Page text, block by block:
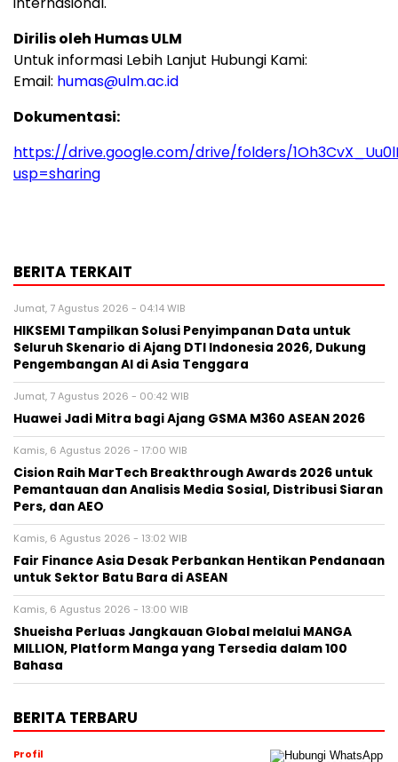
Dirilis oleh Humas ULM
Untuk informasi Lebih Lanjut Hubungi Kami:
Email: humas@ulm.ac.id
Dokumentasi:
https://drive.google.com/drive/folders/
usp=sharing
BERITA TERKAIT
Jumat, 7 Agustus 2026 - 04:14 WIB
HIKSEMI Tampilkan Solusi Penyimpanan Data untuk
Seluruh Skenario di Ajang DTI Indonesia 2026, Dukung
Pengembangan AI di Asia Tenggara
Jumat, 7 Agustus 2026 - 00:42 WIB
Huawei Jadi Mitra bagi Ajang GSMA M360 ASEAN 2026
Kamis, 6 Agustus 2026 - 17:00 WIB
Cision Raih MarTech Breakthrough Awards 2026 untuk
Pemantauan dan Analisis Media Sosial, Distribusi Siaran
Pers, dan AEO
Kamis, 6 Agustus 2026 - 13:02 WIB
Fair Finance Asia Desak Perbankan Hentikan Pendanaan
untuk Sektor Batu Bara di ASEAN
Kamis, 6 Agustus 2026 - 13:00 WIB
Shueisha Perluas Jangkauan Global melalui MANGA
MILLION, Platform Manga yang Tersedia dalam 100
Bahasa
BERITA TERBARU
Profil